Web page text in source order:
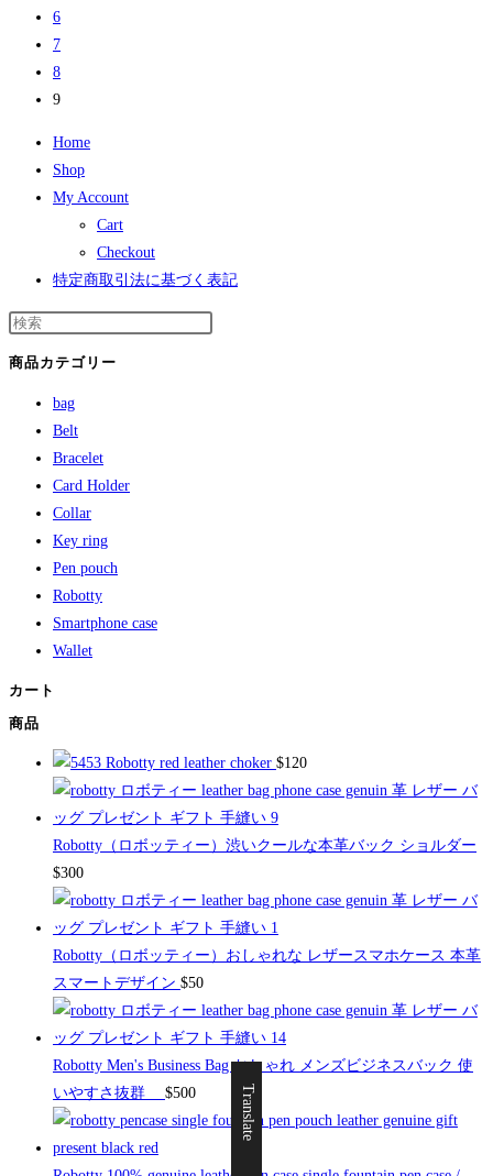
6
7
8
9
Home
Shop
My Account
Cart
Checkout
特定商取引法に基づく表記
商品カテゴリー
bag
Belt
Bracelet
Card Holder
Collar
Key ring
Pen pouch
Robotty
Smartphone case
Wallet
カート
商品
Robotty red leather choker $120
Robotty（ロボッティー）渋いクールな本革バック ショルダー
$300
Robotty（ロボッティー）おしゃれな レザースマホケース 本革
スマートデザイン $50
Robotty Men's Business Bag おしゃれ メンズビジネスバック 使
いやすさ抜群
$500 Translate